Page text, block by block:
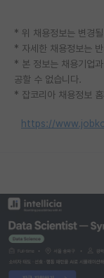
* 위 채용정보는 변경
* 자세한 채용정보는
* 본 정보는 채용기업
공할 수 없습니다.
* 잡코리아 채용정
https://